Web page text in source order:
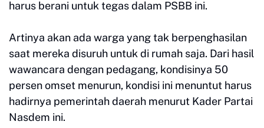
harus berani untuk tegas dalam PSBB ini.
Artinya akan ada warga yang tak berpenghasilan
saat mereka disuruh untuk di rumah saja. Dari hasil
wawancara dengan pedagang, kondisinya 50
persen omset menurun, kondisi ini menuntut harus
hadirnya pemerintah daerah menurut Kader Partai
Nasdem ini.